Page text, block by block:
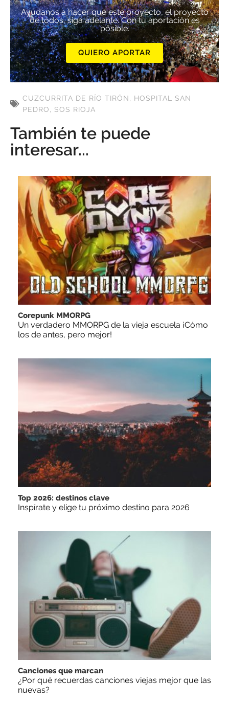
Ayúdanos a hacer que este proyecto, el proyecto
de todos, siga adelante. Con tu aportación es
posible.
QUIERO APORTAR
CUZCURRITA DE RÍO TIRÓN, HOSPITAL SAN
PEDRO, SOS RIOJA
También te puede
interesar...
Corepunk MMORPG
Un verdadero MMORPG de la vieja escuela ¡Cómo
los de antes, pero mejor!
Top 2026: destinos clave
Inspírate y elige tu próximo destino para 2026
Canciones que marcan
¿Por qué recuerdas canciones viejas mejor que las
nuevas?